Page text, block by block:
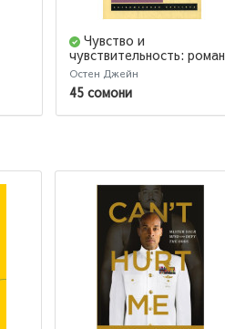
Чувство и
чувствительность: роман
(М)
Остен Джейн
45 сомони